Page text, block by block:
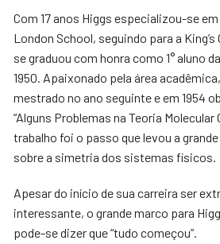
Com 17 anos Higgs especializou-se
London School, seguindo para a
se graduou com honra como 1° aluno
1950. Apaixonado pela área
mestrado no ano seguinte e em 1954
“Alguns Problemas na Teoria Molecular
trabalho foi o passo que levou a
sobre a simetria dos sistemas físicos.
Apesar do início de sua carreira ser
interessante, o grande marco para
pode-se dizer que “tudo começou”.